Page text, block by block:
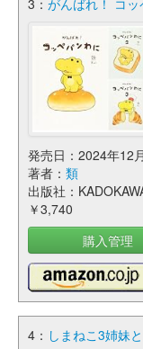
3： がんばれ！ コ
発売日：2024年12
著者： 類
出版社：
￥3,740
購入管理
4： しまねこ3姉妹